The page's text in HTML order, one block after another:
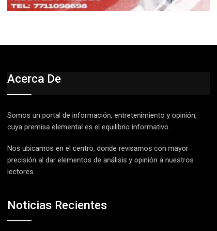
Acerca De
Somos un portal de información, entretenimiento y opinión,
cuya premisa elemental es el equilibrio informativo.
Nos ubicamos en el centro, donde revisamos con mayor
precisión al dar elementos de análisis y opinión a nuestros
lectores
Noticias Recientes